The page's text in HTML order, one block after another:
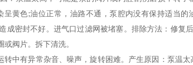
黄色;油位正常，油路不通，泵腔内没有保持适当的
成密封不好。进气口过滤网被堵塞。排除方法：修复
阀片。拆下清洗。
有异常杂音、噪声，旋转困难。产生原因：泵温太